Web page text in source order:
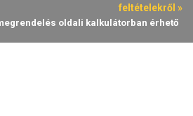
feltételekről »
oldali kalkulátorban érhető